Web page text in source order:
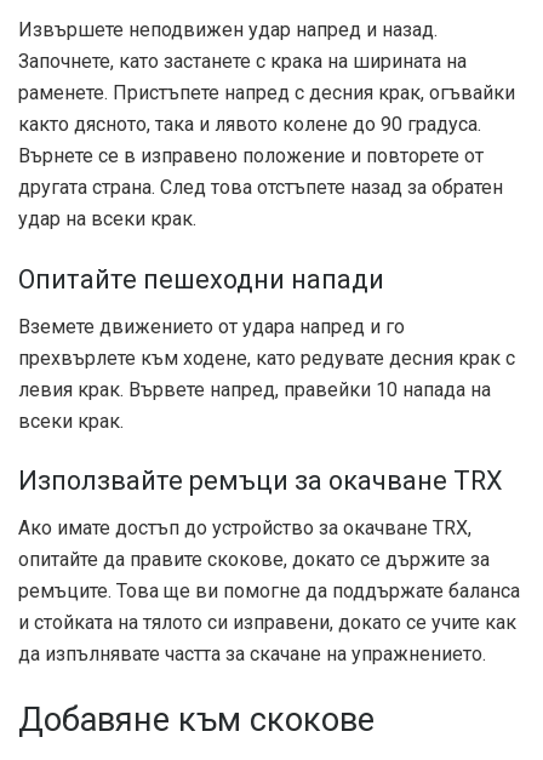
Извършете неподвижен удар напред и назад.
Започнете, като застанете с крака на ширината на
раменете. Пристъпете напред с десния крак, огъвайки
както дясното, така и лявото колене до 90 градуса.
Върнете се в изправено положение и повторете от
другата страна. След това отстъпете назад за обратен
удар на всеки крак.
Опитайте пешеходни напади
Вземете движението от удара напред и го
прехвърлете към ходене, като редувате десния крак с
левия крак. Вървете напред, правейки 10 напада на
всеки крак.
Използвайте ремъци за окачване TRX
Ако имате достъп до устройство за окачване TRX,
опитайте да правите скокове, докато се държите за
ремъците. Това ще ви помогне да поддържате баланса
и стойката на тялото си изправени, докато се учите как
да изпълнявате частта за скачане на упражнението.
Добавяне към скокове